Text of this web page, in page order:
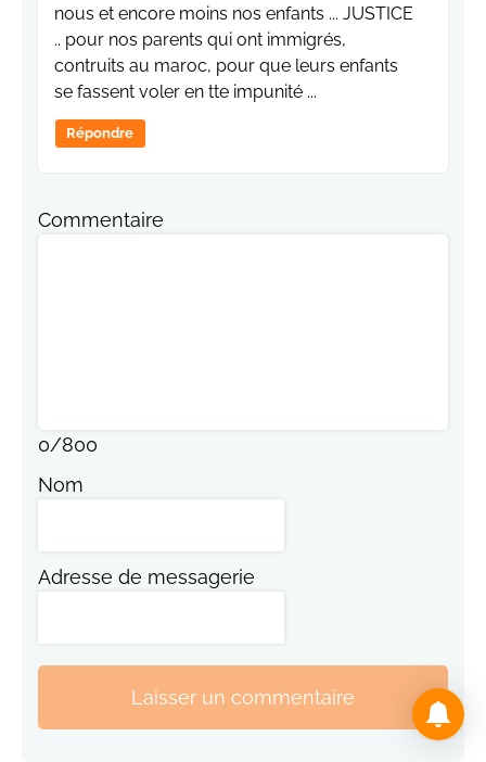
nous et encore moins nos enfants ... JUSTICE
.. pour nos parents qui ont immigrés,
contruits au maroc, pour que leurs enfants
se fassent voler en tte impunité ...
Répondre
Commentaire
0/800
Nom
Adresse de messagerie
Laisser un commentaire